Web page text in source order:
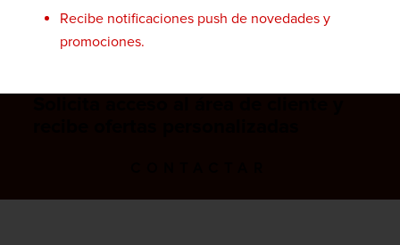
Recibe notificaciones push de novedades y
promociones.